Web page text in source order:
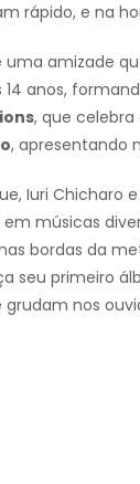
rápido, e na
uma amizade
anos,
, que celebra
, apresentando
Iuri Chicharo
em músicas
bordas da
seu primeiro
nos